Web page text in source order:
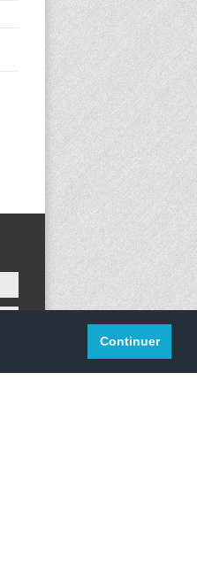
Continuer